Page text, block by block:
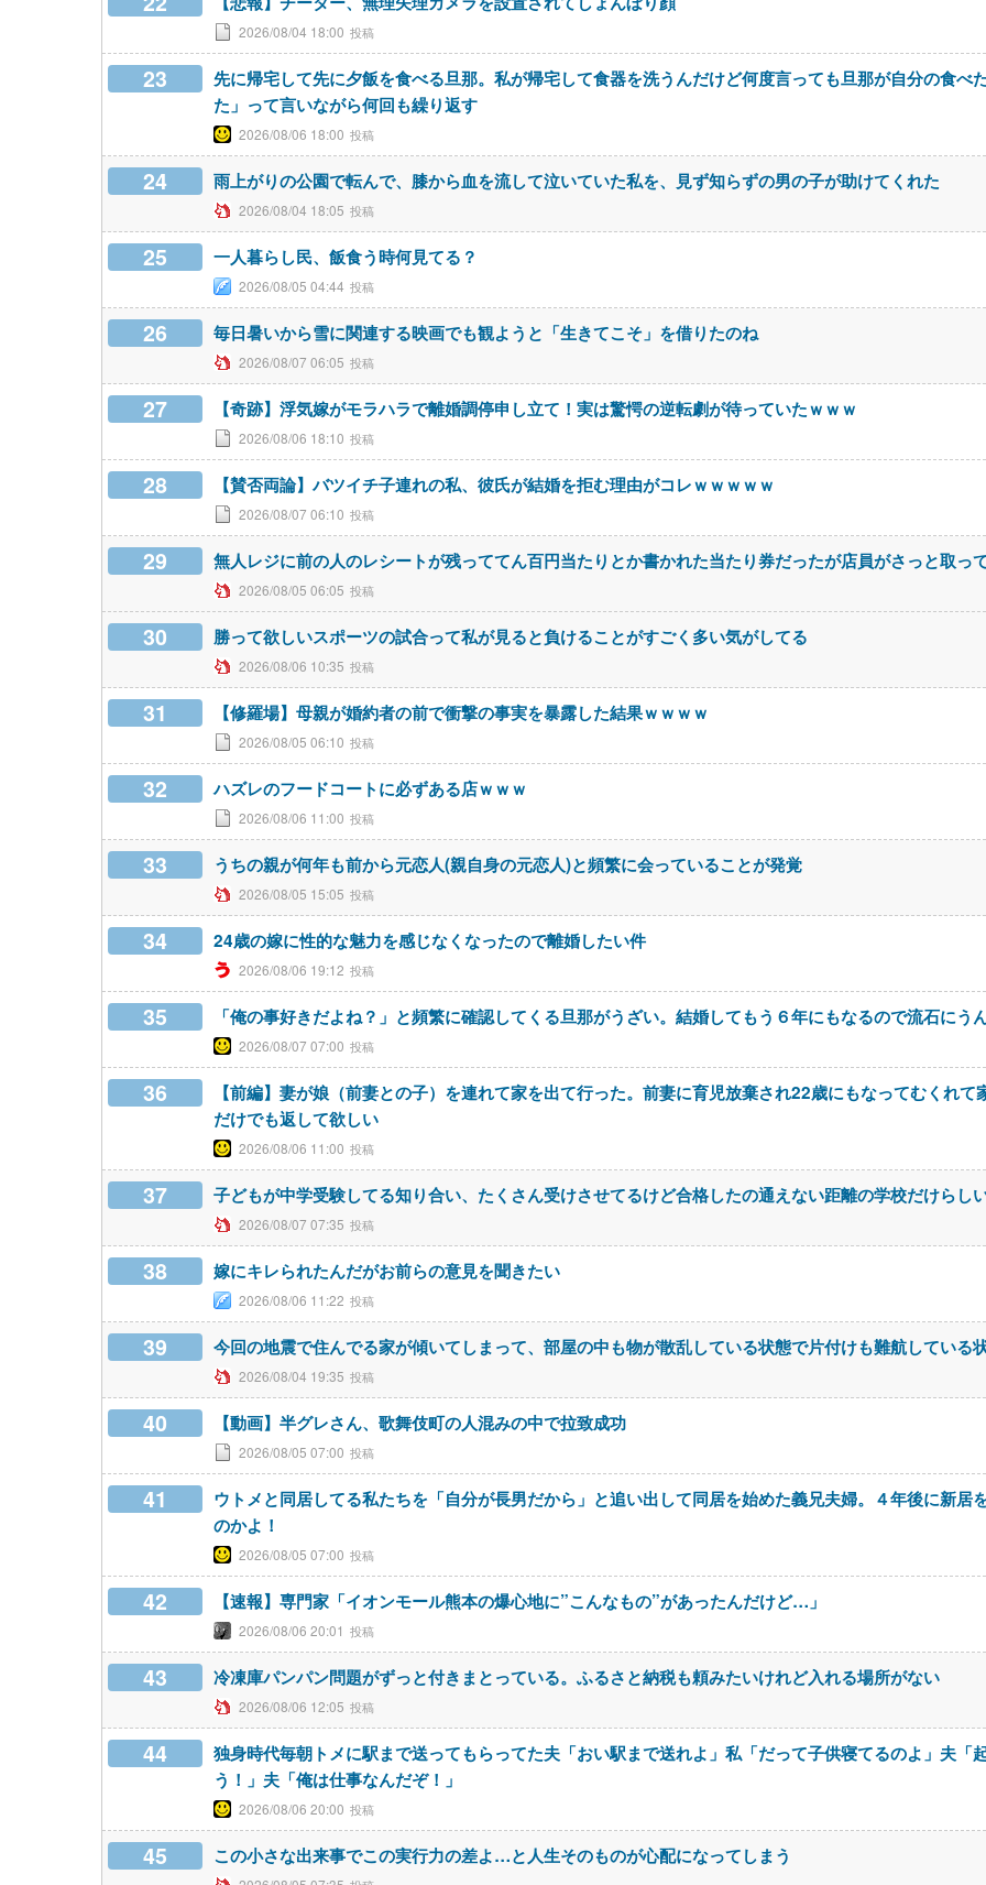
2026/08/04 18:00
23
先に帰宅して先に夕飯を食べる旦那。私が帰宅して食器を洗うんだけど何度言っても旦那が自分の食べ
た」って言いながら何回も繰り返す
2026/08/06 18:00
24 雨上がりの公園で転んで、膝から血を流して泣いていた私を、見ず知らずの男の子が助けてくれた
2026/08/04 18:05
25 一人暮らし民、飯食う時何見てる？
2026/08/05 04:44
26 毎日暑いから雪に関連する映画でも観ようと「生きてこそ」を借りたのね
2026/08/07 06:05
27 【奇跡】浮気嫁がモラハラで離婚調停申し立て！実は驚愕の逆転劇が待っていたｗｗｗ
2026/08/06 18:10
28 【賛否両論】バツイチ子連れの私、彼氏が結婚を拒む理由がコレｗｗｗｗｗ
2026/08/07 06:10
29 無人レジに前の人のレシートが残っててん百円当たりとか書かれた当たり券だったが店員がさっと取っ
2026/08/05 06:05
30 勝って欲しいスポーツの試合って私が見ると負けることがすごく多い気がしてる
2026/08/06 10:35
31 【修羅場】母親が婚約者の前で衝撃の事実を暴露した結果ｗｗｗｗ
2026/08/05 06:10
32 ハズレのフードコートに必ずある店ｗｗｗ
2026/08/06 11:00
33 うちの親が何年も前から元恋人(親自身の元恋人)と頻繁に会っていることが発覚
2026/08/05 15:05
34 24歳の嫁に性的な魅力を感じなくなったので離婚したい件
2026/08/06 19:12
35 「俺の事好きだよね？」と頻繁に確認してくる旦那がうざい。結婚してもう６年にもなるので流石にう
2026/08/07 07:00
36
【前編】妻が娘（前妻との子）を連れて家を出て行った。前妻に育児放棄され22歳にもなってむくれ
だけでも返して欲しい
2026/08/06 11:00
37 子どもが中学受験してる知り合い、たくさん受けさせてるけど合格したの通えない距離の学校だけらし
2026/08/07 07:35
38 嫁にキレられたんだがお前らの意見を聞きたい
2026/08/06 11:22
39 今回の地震で住んでる家が傾いてしまって、部屋の中も物が散乱している状態で片付けも難航している
2026/08/04 19:35
40 【動画】半グレさん、歌舞伎町の人混みの中で拉致成功
2026/08/05 07:00
41
ウトメと同居してる私たちを「自分が長男だから」と追い出して同居を始めた義兄夫婦。４年後に新
のかよ！
2026/08/05 07:00
42 【速報】専門家「イオンモール熊本の爆心地に”こんなもの”があったんだけど…」
2026/08/06 20:01
43 冷凍庫パンパン問題がずっと付きまとっている。ふるさと納税も頼みたいけれど入れる場所がない
2026/08/06 12:05
44
独身時代毎朝トメに駅まで送ってもらってた夫「おい駅まで送れよ」私「だって子供寝てるのよ」夫「
う！」夫「俺は仕事なんだぞ！」
2026/08/06 20:00
45 この小さな出来事でこの実行力の差よ…と人生そのものが心配になってしまう